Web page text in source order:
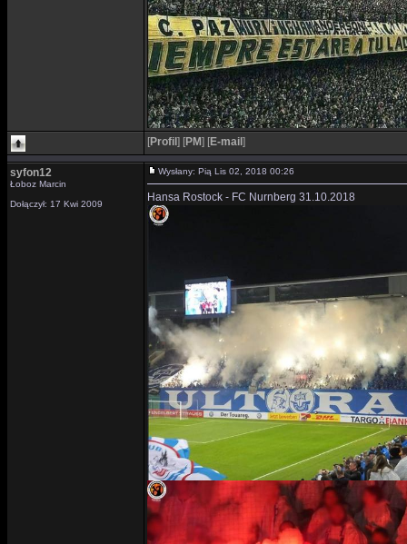
[Profil ] [PM] [E-mail ]
syfon12
Łoboz Marcin
Dołączył: 17 Kwi 2009
Wysłany: Pią Lis 02, 2018 00:26
Hansa Rostock - FC Nurnberg 31.10.2018